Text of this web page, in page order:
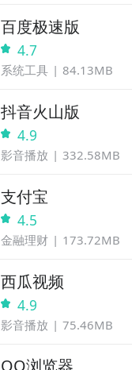
百度极速版
4.7
系统工具 84.13MB
抖音火山版
4.9
影音播放 332.58MB
支付宝
4.5
金融理财 173.72MB
西瓜视频
4.9
影音播放 75.46MB